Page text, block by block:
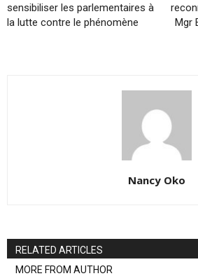
sensibiliser les parlementaires à
la lutte contre le phénomène
Mgr
Nancy Oko
RELATED ARTICLES
MORE FROM AUTHOR